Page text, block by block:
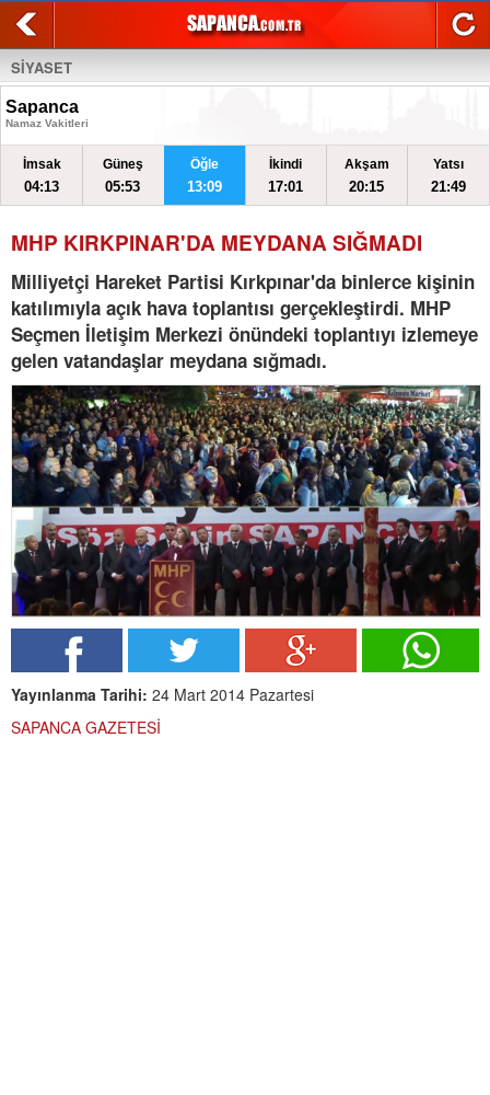
SİYASET
Sapanca
Namaz Vakitleri
İmsak
04:13
Güneş
05:53
Öğle
13:09
İkindi
17:01
Akşam
20:15
Yatsı
21:49
MHP KIRKPINAR'DA MEYDANA SIĞMADI
Milliyetçi Hareket Partisi Kırkpınar'da binlerce kişinin
katılımıyla açık hava toplantısı gerçekleştirdi. MHP
Seçmen İletişim Merkezi önündeki toplantıyı izlemeye
gelen vatandaşlar meydana sığmadı.
Yayınlanma Tarihi: 24 Mart 2014 Pazartesi
SAPANCA GAZETESİ